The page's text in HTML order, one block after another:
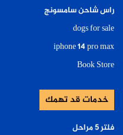
راس شاحن سامسونج
dogs for sale
iphone 14 pro max
Book Store
خدمات قد تهمك
فلتر ٥ مراحل